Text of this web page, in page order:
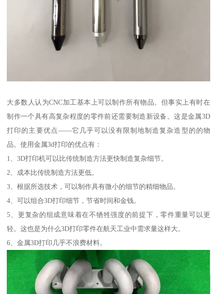
大多数人认为CNC加工基本上可以制作所有物品。但事实上有时在
制作一个具有高复杂程度的零件前还需要制造新设备。这是金属3D
打印的主要优点——它几乎可以没有限制地制造复杂造型的的物
品。使用金属3d打印的优点有：
1、3D打印机可以比传统制造方法更快制造复杂细节。
2、成本比传统制造方法更低。
3、根据所选技术，可以制作具有微小的细节的精细物品。
4、可以组合3D打印细节，节省时间和金钱。
5、更复杂的组成意味着在不牺牲强度的前提下，零件重量可以更
轻。这也是为什么3D打印零件在航天工业中需求量这样大。
6、金属3D打印几乎不浪费材料。